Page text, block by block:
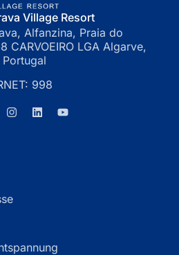
Village Resort
Alfanzina, Praia do
CARVOEIRO LGA Algarve,
Portugal
998